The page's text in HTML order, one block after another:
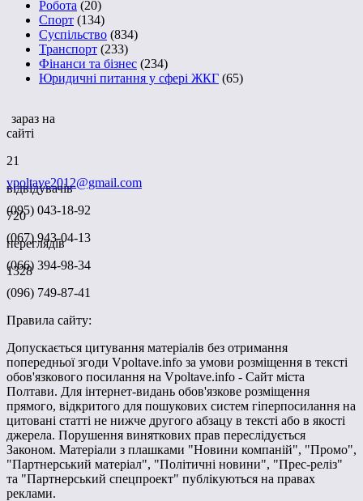
Робота (20)
Спорт (134)
Суспільство (834)
Транспорт (233)
Фінанси та бізнес (234)
Юридичні питання у сфері ЖКГ (65)
зараз на
сайті
21
відвідувачів
720
переглядів
1328
vpoltave2012@gmail.com
(095) 043-18-92
(067) 943-04-13
(066) 394-98-34
(096) 749-87-41
Правила сайту:
Допускається цитування матеріалів без отримання
попередньої згоди Vpoltave.info за умови розміщення в тексті
обов'язкового посилання на Vpoltave.info - Сайт міста
Полтави. Для інтернет-видань обов'язкове розміщення
прямого, відкритого для пошукових систем гіперпосилання на
цитовані статті не нижче другого абзацу в тексті або в якості
джерела. Порушення виняткових прав переслідується
Законом. Матеріали з плашками "Новини компаній", "Промо",
"Партнерський матеріал", "Політичні новини", "Прес-реліз"
та "Партнерський спецпроект" публікуються на правах
реклами.